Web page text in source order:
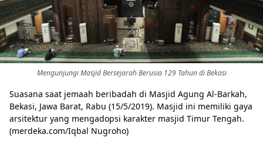
Mengunjungi Masjid Bersejarah Berusia 129 Tahun di Bekasi
Suasana saat jemaah beribadah di Masjid Agung Al-Barkah,
Bekasi, Jawa Barat, Rabu (15/5/2019). Masjid ini memiliki gaya
arsitektur yang mengadopsi karakter masjid Timur Tengah.
(merdeka.com/Iqbal Nugroho)